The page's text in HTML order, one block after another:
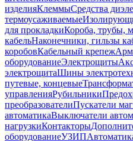
изделияКлеммыСредства
термоусаживаемые
для прокладкиКороба, трубы,
кабельНаконечники, гильзы
коробовКабельный крепеж
оборудованиеЭлектрощиты
электрощитаШины
путевые, концевые
управленияРубильники
преобразователиПускатели
автоматикаВыключатели
нагрузкиКонтакторы
оборудованиеУЗИП